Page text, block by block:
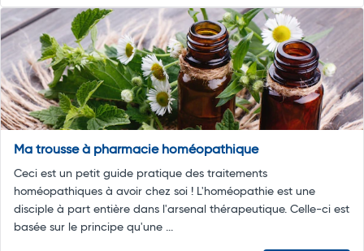
Ma trousse à pharmacie homéopathique
Ceci est un petit guide pratique des traitements
homéopathiques à avoir chez soi ! L'homéopathie est une
disciple à part entière dans l'arsenal thérapeutique. Celle-ci est
basée sur le principe qu'une ...